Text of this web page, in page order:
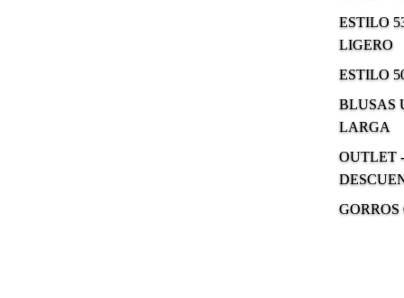
ESTILO
LIGERO
ESTILO
BLUSAS
LARGA
OUTLET